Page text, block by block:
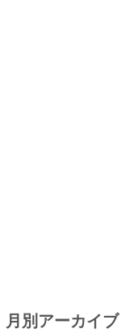
月別アーカイブ